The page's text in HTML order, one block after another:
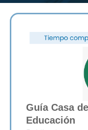
Guía Casa
Educación